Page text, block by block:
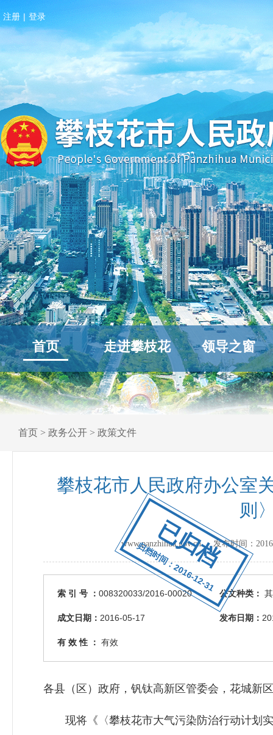
已归档
归档时间：2016-12-31
注册 | 登录
首页 走进攀枝花 领导之窗
首页 > 政务公开 > 政策文件
攀枝花市人民政府办公室
则
www.panzhihua.gov.cn 发布时间：
索 引 号 ： 008320033/2016-00020 公文种类：
成文日期： 2016-05-17 发布日期：
有 效 性 ： 有效
各县（区）政府，钒钛高新区管委会，花城新
现将《〈攀枝花市大气污染防治行动计划实